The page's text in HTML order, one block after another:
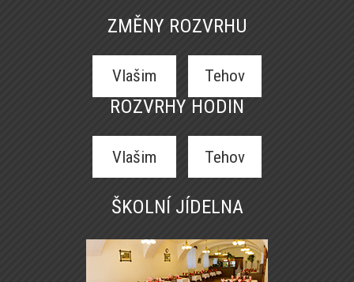
ZMĚNY ROZVRHU
Vlašim Tehov
ROZVRHY HODIN
Vlašim Tehov
ŠKOLNÍ JÍDELNA